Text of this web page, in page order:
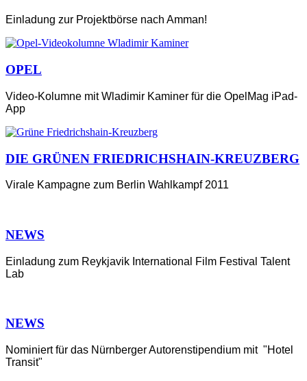
Einladung zur Projektbörse nach Amman!
OPEL
Video-Kolumne mit Wladimir Kaminer für die OpelMag iPad-
App
DIE GRÜNEN FRIEDRICHSHAIN-KREUZBERG
Virale Kampagne zum Berlin Wahlkampf 2011
NEWS
Einladung zum Reykjavik International Film Festival Talent
Lab
NEWS
Nominiert für das Nürnberger Autorenstipendium mit "Hotel
Transit"